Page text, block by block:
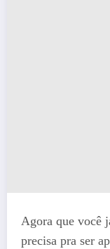
Agora que você
precisa pra ser